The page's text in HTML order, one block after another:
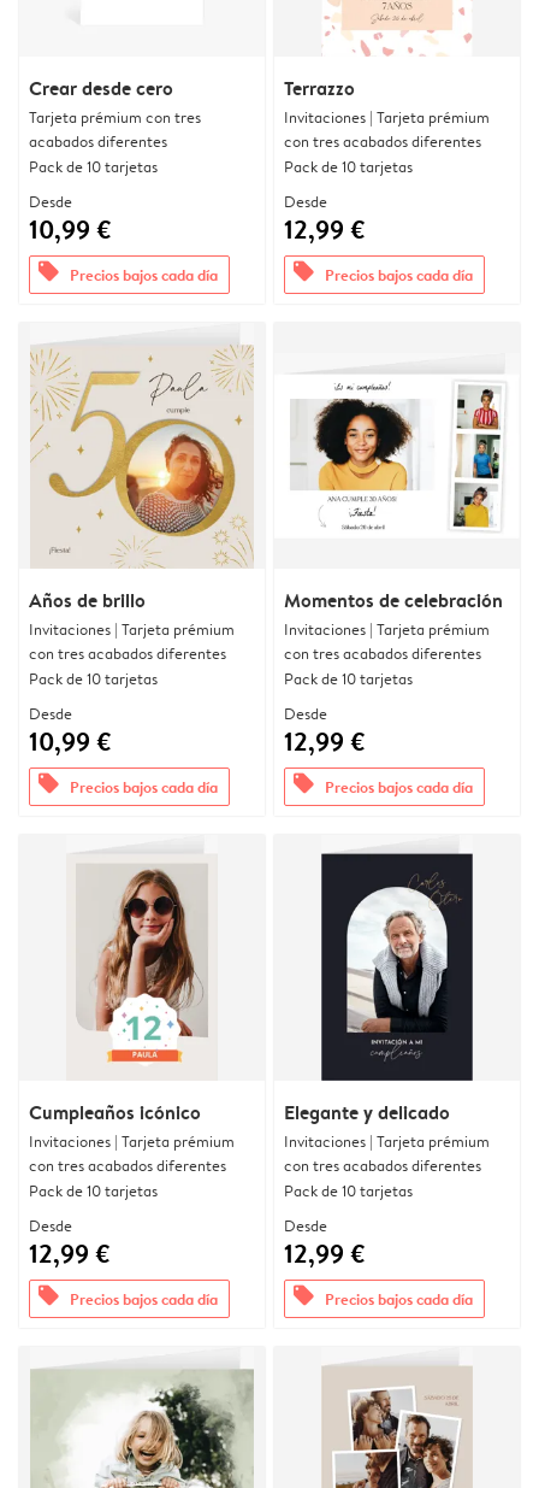
Crear desde cero
Tarjeta prémium con tres
acabados diferentes
Pack de 10 tarjetas
Desde
10,99 €
offers Precios bajos cada día
Terrazzo
Invitaciones | Tarjeta prémium
con tres acabados diferentes
Pack de 10 tarjetas
Desde
12,99 €
offers Precios bajos cada día
Años de brillo
Invitaciones | Tarjeta prémium
con tres acabados diferentes
Pack de 10 tarjetas
Desde
10,99 €
offers Precios bajos cada día
Momentos de celebración
Invitaciones | Tarjeta prémium
con tres acabados diferentes
Pack de 10 tarjetas
Desde
12,99 €
offers Precios bajos cada día
Cumpleaños icónico
Invitaciones | Tarjeta prémium
con tres acabados diferentes
Pack de 10 tarjetas
Desde
12,99 €
offers Precios bajos cada día
Elegante y delicado
Invitaciones | Tarjeta prémium
con tres acabados diferentes
Pack de 10 tarjetas
Desde
12,99 €
offers Precios bajos cada día